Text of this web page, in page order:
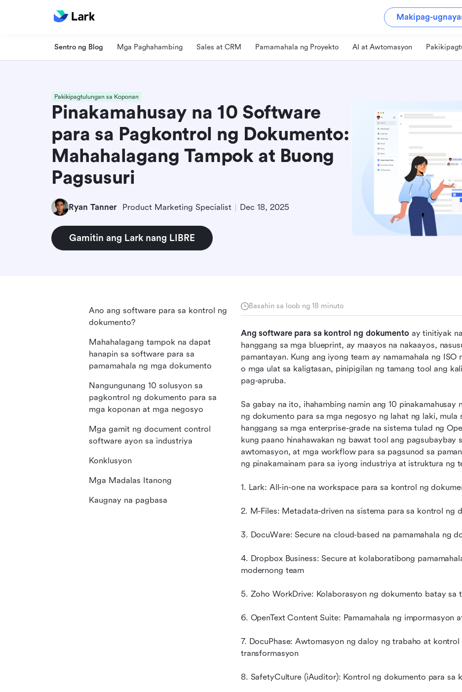
Makipag-
Sentro ng Blog Mga Paghahambing Sales at CRM Pamamahala ng Proyekto AI at Awtomasyon
Pakikipagtulungan sa Koponan
Pinakamahusay na 10 Software
para sa Pagkontrol ng Dokumento:
Mahahalagang Tampok at Buong
Pagsusuri
Ryan Tanner Product Marketing Specialist Dec 18, 2025
Gamitin ang Lark nang LIBRE
Basahin sa loob ng 18 minuto
Ang software para sa kontrol ng dokumento ay tinitiyak
hanggang sa mga blueprint, ay maayos na nakaayos,
pamantayan. Kung ang iyong team ay namamahala ng
o mga ulat sa kaligtasan, pinipigilan ng tamang tool ang
pag-apruba.
Sa gabay na ito, ihahambing namin ang 10
ng dokumento para sa mga negosyo ng lahat ng laki,
hanggang sa mga enterprise-grade na sistema tulad ng
kung paano hinahawakan ng bawat tool ang pagsubaybay
awtomasyon, at mga workflow para sa pagsunod sa
ng pinakamainam para sa iyong industriya at istruktura ng
1. Lark: All-in-one na workspace para sa kontrol ng
2. M-Files: Metadata-driven na sistema para sa kontrol ng
3. DocuWare: Secure na cloud-based na pamamahala ng
4. Dropbox Business: Secure at kolaboratibong
modernong team
5. Zoho WorkDrive: Kolaborasyon ng dokumento batay sa
6. OpenText Content Suite: Pamamahala ng impormasyon
7. DocuPhase: Awtomasyon ng daloy ng trabaho at
transformasyon
8. SafetyCulture (iAuditor): Kontrol ng dokumento para sa
Ano ang software para sa kontrol ng
dokumento?
Mahahalagang tampok na dapat
hanapin sa software para sa
pamamahala ng mga dokumento
Nangungunang 10 solusyon sa
pagkontrol ng dokumento para sa
mga koponan at mga negosyo
Mga gamit ng document control
software ayon sa industriya
Konklusyon
Mga Madalas Itanong
Kaugnay na pagbasa